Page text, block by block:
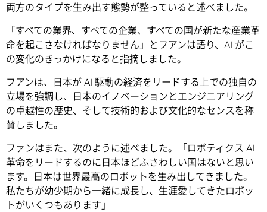
両方のタイプを生み出す態勢が整っていると述べました。
「すべての業界、すべての企業、すべての国が新たな産業革
命を起こさなければなりません」とフアンは語り、AI がこ
の変化のきっかけになると指摘しました。
フアンは、日本が AI 駆動の経済をリードする上での独自の
立場を強調し、日本のイノベーションとエンジニアリング
の卓越性の歴史、そして技術的および文化的なセンスを称
賛しました。
ファンはまた、次のように述べました。「ロボティクス AI
革命をリードするのに日本ほどふさわしい国はないと思い
ます。日本は世界最高のロボットを生み出してきました。
私たちが幼少期から一緒に成長し、生涯愛してきたロボッ
トがいくつもあります」